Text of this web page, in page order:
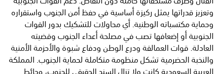
وتعزيز قدراتها يمثل ركيزة أساسية في حفظ أمن الجنوب واستقراره
وحماية مكتسباته الوطنية. أي محاولات للتشكيك بدور القوات
الجنوبية أو إضعافها تصب في مصلحة أعداء الجنوب وقضيته
العادلة. قوات العمالقة ودرع الوطن ودفاع شبوة والأحزمة الأمنية
والنخبة الحضرمية تشكل منظومة متكاملة لحماية الجنوب. المملكة